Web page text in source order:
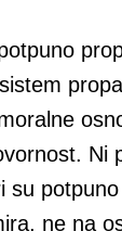
Ni
su
ne na